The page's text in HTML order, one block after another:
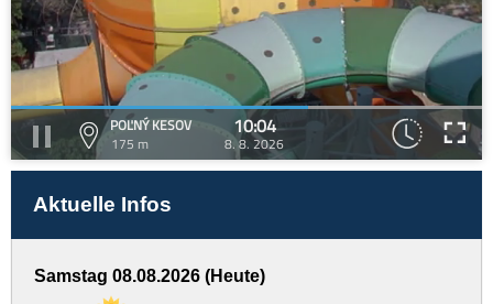
POĽNÝ KESOV
175 m
10:04
8. 8. 2026
Aktuelle Infos
Samstag 08.08.2026 (Heute)